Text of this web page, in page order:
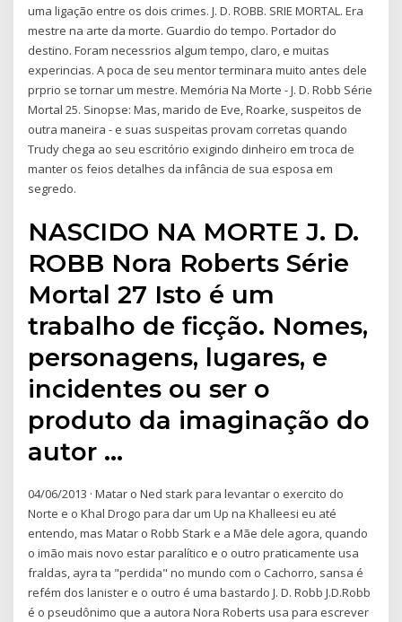
uma ligação entre os dois crimes. J. D. ROBB. SRIE MORTAL. Era
mestre na arte da morte. Guardio do tempo. Portador do
destino. Foram necessrios algum tempo, claro, e muitas
experincias. A poca de seu mentor terminara muito antes dele
prprio se tornar um mestre. Memória Na Morte - J. D. Robb Série
Mortal 25. Sinopse: Mas, marido de Eve, Roarke, suspeitos de
outra maneira - e suas suspeitas provam corretas quando
Trudy chega ao seu escritório exigindo dinheiro em troca de
manter os feios detalhes da infância de sua esposa em
segredo.
NASCIDO NA MORTE J. D.
ROBB Nora Roberts Série
Mortal 27 Isto é um
trabalho de ficção. Nomes,
personagens, lugares, e
incidentes ou ser o
produto da imaginação do
autor …
04/06/2013 · Matar o Ned stark para levantar o exercito do
Norte e o Khal Drogo para dar um Up na Khalleesi eu até
entendo, mas Matar o Robb Stark e a Mãe dele agora, quando
o imão mais novo estar paralítico e o outro praticamente usa
fraldas, ayra ta "perdida" no mundo com o Cachorro, sansa é
refém dos lanister e o outro é uma bastardo J. D. Robb J.D.Robb
é o pseudônimo que a autora Nora Roberts usa para escrever